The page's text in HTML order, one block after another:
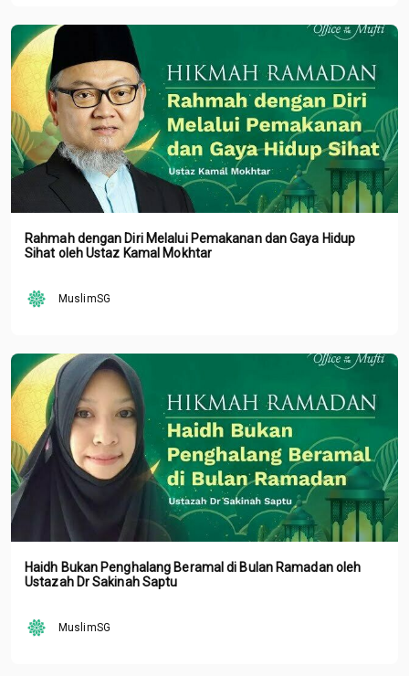
Rahmah dengan Diri Melalui Pemakanan dan Gaya Hidup
Sihat oleh Ustaz Kamal Mokhtar
MuslimSG
Haidh Bukan Penghalang Beramal di Bulan Ramadan oleh
Ustazah Dr Sakinah Saptu
MuslimSG